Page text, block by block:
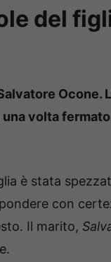
del
Ocone.
una volta
è stata
con
Il marito,